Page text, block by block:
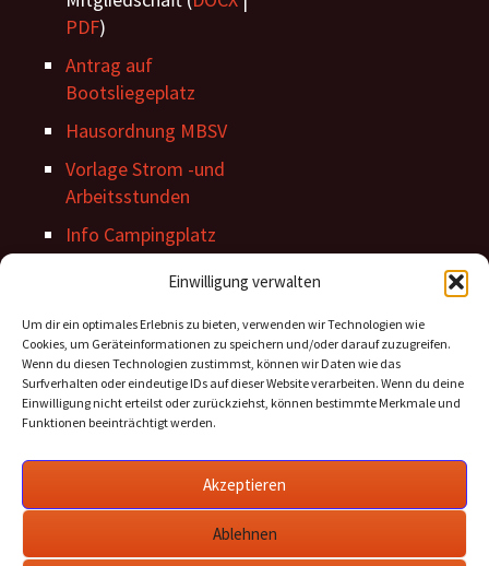
Einwilligung verwalten
Um dir ein optimales Erlebnis zu bieten, verwenden wir Technologien wie
Cookies, um Geräteinformationen zu speichern und/oder darauf zuzugreifen.
Wenn du diesen Technologien zustimmst, können wir Daten wie das
Surfverhalten oder eindeutige IDs auf dieser Website verarbeiten. Wenn du deine
Einwilligung nicht erteilst oder zurückziehst, können bestimmte Merkmale und
Funktionen beeinträchtigt werden.
Akzeptieren
Ablehnen
PDF)
Antrag auf
Bootsliegeplatz
Hausordnung MBSV
Vorlage Strom -und
Arbeitsstunden
Info Campingplatz
Stegordnung
Archiv Beiträge
Beiträge